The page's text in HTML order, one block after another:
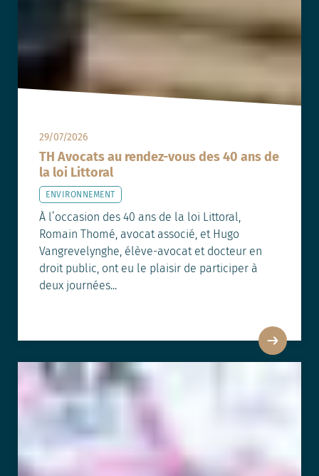
29/07/2026
TH Avocats au rendez-vous des 40 ans de
la loi Littoral
ENVIRONNEMENT
À l’occasion des 40 ans de la loi Littoral,
Romain Thomé, avocat associé, et Hugo
Vangrevelynghe, élève-avocat et docteur en
droit public, ont eu le plaisir de participer à
deux journées...